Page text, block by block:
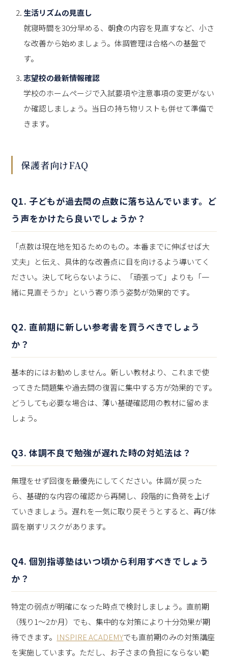
生活リズムの見直し
就寝時間を30分早める、朝食の内容を見直すなど、小さ
な改善から始めましょう。体調管理は合格への基盤で
す。
志望校の最新情報確認
学校のホームページで入試要項や注意事項の変更がない
か確認しましょう。当日の持ち物リストも併せて準備で
きます。
保護者向けFAQ
Q1. 子どもが過去問の点数に落ち込んでいます。ど
う声をかけたら良いでしょうか？
「点数は現在地を知るためのもの。本番までに伸ばせば大
丈夫」と伝え、具体的な改善点に目を向けるよう導いてく
ださい。決して叱らないように、「頑張って」よりも「一
緒に見直そうか」という寄り添う姿勢が効果的です。
Q2. 直前期に新しい参考書を買うべきでしょう
か？
基本的にはお勧めしません。新しい教材より、これまで使
ってきた問題集や過去問の復習に集中する方が効果的です。
どうしても必要な場合は、薄い基礎確認用の教材に留めま
しょう。
Q3. 体調不良で勉強が遅れた時の対処法は？
無理をせず回復を最優先にしてください。体調が戻った
ら、基礎的な内容の確認から再開し、段階的に負荷を上げ
ていきましょう。遅れを一気に取り戻そうとすると、再び体
調を崩すリスクがあります。
Q4. 個別指導塾はいつ頃から利用すべきでしょう
か？
特定の弱点が明確になった時点で検討しましょう。直前期
（残り1～2か月）でも、集中的な対策により十分効果が期
待できます。 INSPIRE ACADEMYでも直前期のみの対策講座
を実施しています。ただし、お子さまの負担にならない範